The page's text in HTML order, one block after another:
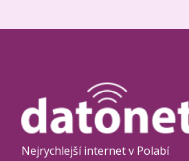
Nejrychlejší internet v Polabí